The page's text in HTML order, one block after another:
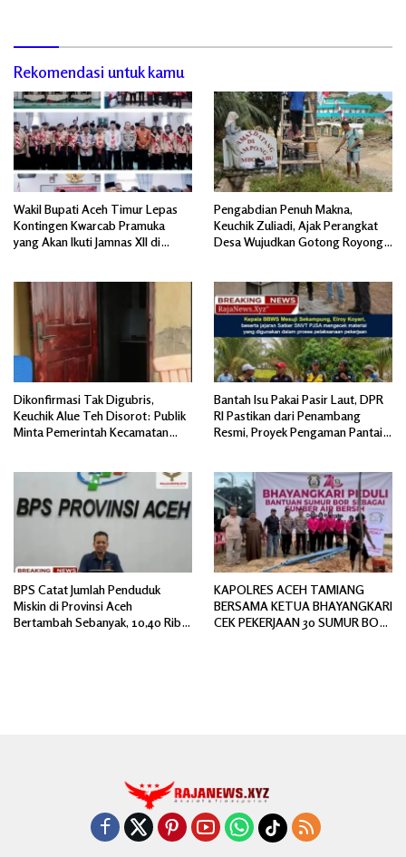
Rekomendasi untuk kamu
Wakil Bupati Aceh Timur Lepas
Kontingen Kwarcab Pramuka
yang Akan Ikuti Jamnas XII di
Pengabdian Penuh Makna,
Keuchik Zuliadi, Ajak Perangkat
Desa Wujudkan Gotong Royong,
Dikonfirmasi Tak Digubris,
Keuchik Alue Teh Disorot: Publik
Minta Pemerintah Kecamatan
Bantah Isu Pakai Pasir Laut, DPR
RI Pastikan dari Penambang
Resmi, Proyek Pengaman Pantai
BPS Catat Jumlah Penduduk
Miskin di Provinsi Aceh
Bertambah Sebanyak, 10,40 Ribu
KAPOLRES ACEH TAMIANG
BERSAMA KETUA BHAYANGKARI
CEK PEKERJAAN 30 SUMUR BOR